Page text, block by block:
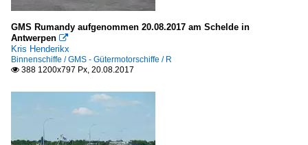
GMS Rumandy aufgenommen 20.08.2017 am Schelde in
Antwerpen 
Kris Henderikx
Binnenschiffe / GMS - Gütermotorschiffe / R
 388 1200x797 Px, 20.08.2017